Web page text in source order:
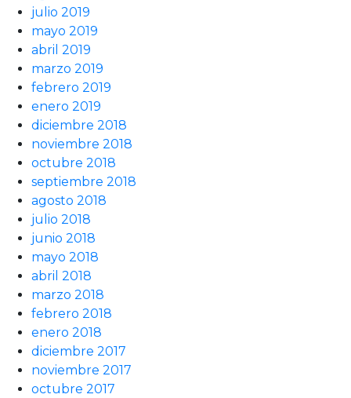
julio 2019
mayo 2019
abril 2019
marzo 2019
febrero 2019
enero 2019
diciembre 2018
noviembre 2018
octubre 2018
septiembre 2018
agosto 2018
julio 2018
junio 2018
mayo 2018
abril 2018
marzo 2018
febrero 2018
enero 2018
diciembre 2017
noviembre 2017
octubre 2017